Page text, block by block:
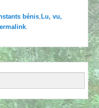
bénis ,Lu, vu,